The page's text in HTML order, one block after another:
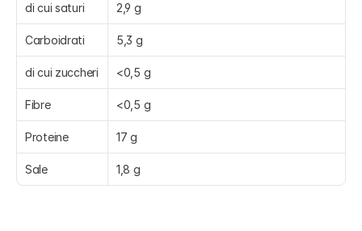
di cui saturi 2,9 g
Carboidrati 5,3 g
di cui zuccheri <0,5 g
Fibre <0,5 g
Proteine 17 g
Sale 1,8 g